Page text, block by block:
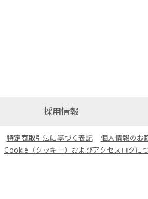
採用情報
特定商取引法に基づく表記 個人情報のお
Cookie（クッキー）およびアクセスログに